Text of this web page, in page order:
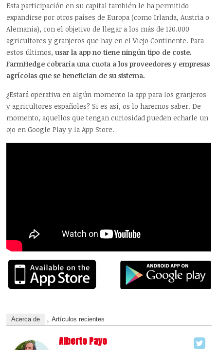
Esta participación en su capital también le ha permitido
expandirse por otros países de Europa (como Irlanda, Austria o
Alemania), con el objetivo de llegar a los más de 120.000
agricultores y granjeros que hay en el Viejo Continente. Para
estos últimos,usar la app no tiene ningún tipo de coste.
FarmHedge cobraría una cuota a los proveedores y empresas
agrícolas que se benefician de su sistema.
¿Estará operativa en algún momento la app para los granjeros
y agricultores españoles? Si es así, os lo haremos saber. De
momento, aquellos que tengan curiosidad pueden echarle un
ojo en Google Play y la App Store.
Acerca de Artículos recientes
Alberto Payo